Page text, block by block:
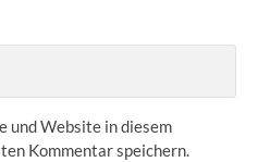
und Website in diesem
Kommentar speichern.